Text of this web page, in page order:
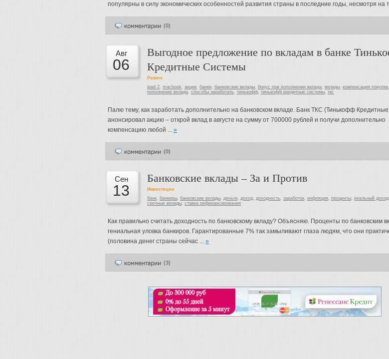
популярны в силу экономических особенностей развития страны в последние годы, несмотря на
(0)
Авг
06
Выгодное предложение по вкладам в банке
Кредитные Системы
Разное
ipad 2, macbook , акции, банки, банковские вклады, бонус при пополнении вклада, вклады, компенсация покупки,
пополнение вклада, способы заработать, тинькофф, тинькофф кредитные системы, ткс
Палю тему, как заработать дополнительно на банковском вкладе. Банк ТКС (Тинькофф
анонсировал акцию – открой вклад в августе на сумму от 700000 рублей и получи дополнительно
компенсацию любой ... »
(0)
Сен
13
Банковские вклады – За и Против
Инвестиции
банк, банкиры, банковские вклады, деньги, доход, доходность, заработок, инфляция, проценты, реальный доход,
срочные вклады, ставка рефинансирования
Как правильно считать доходность по банковскому вкладу? Объясняю. Проценты по банковским
гениальная уловка банкиров. Гарантированные 7% так замыливают глаза людям, что они
(половина денег страны сейчас ... »
(3)